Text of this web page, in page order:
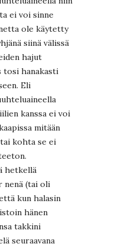
ei voi sinne
ole käytetty
siinä välissä
hajut
hanakasti
Eli
kanssa ei voi
mitään
kohta se ei
hetkellä
nenä (tai oli
kun halasin
hänen
takkini
seuraavana